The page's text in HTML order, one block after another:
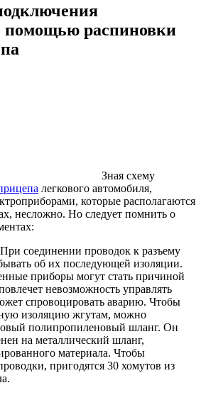
помощью распиновки
Зная схему
легкового автомобиля,
которые располагаются
несложно. Но следует помнить о
соединении проводок к разъему
об их последующей изоляции.
приборы могут стать причиной
невозможность управлять
спровоцировать аварию. Чтобы
изоляцию жгутам, можно
полипропиленовый шланг. Он
на металлический шланг,
материала. Чтобы
пригодятся 30 хомутов из